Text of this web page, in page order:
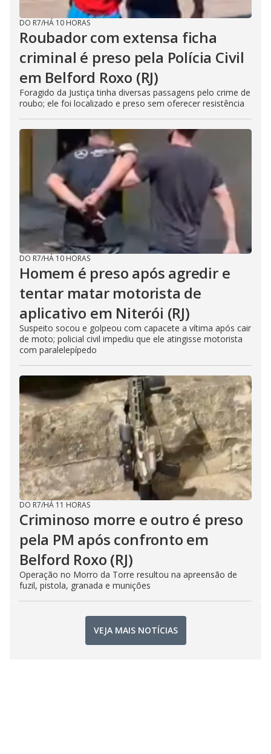
DO R7/HÁ 10 HORAS
Roubador com extensa ficha
criminal é preso pela Polícia Civil
em Belford Roxo (RJ)
Foragido da Justiça tinha diversas passagens pelo crime de
roubo; ele foi localizado e preso sem oferecer resistência
DO R7/HÁ 10 HORAS
Homem é preso após agredir e
tentar matar motorista de
aplicativo em Niterói (RJ)
Suspeito socou e golpeou com capacete a vítima após cair
de moto; policial civil impediu que ele atingisse motorista
com paralelepípedo
DO R7/HÁ 11 HORAS
Criminoso morre e outro é preso
pela PM após confronto em
Belford Roxo (RJ)
Operação no Morro da Torre resultou na apreensão de
fuzil, pistola, granada e munições
VEJA MAIS NOTÍCIAS